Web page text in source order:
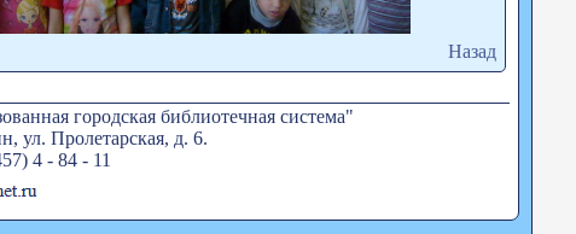
Назад
городская библиотечная система"
ул. Пролетарская, д. 6.
4 - 84 - 11